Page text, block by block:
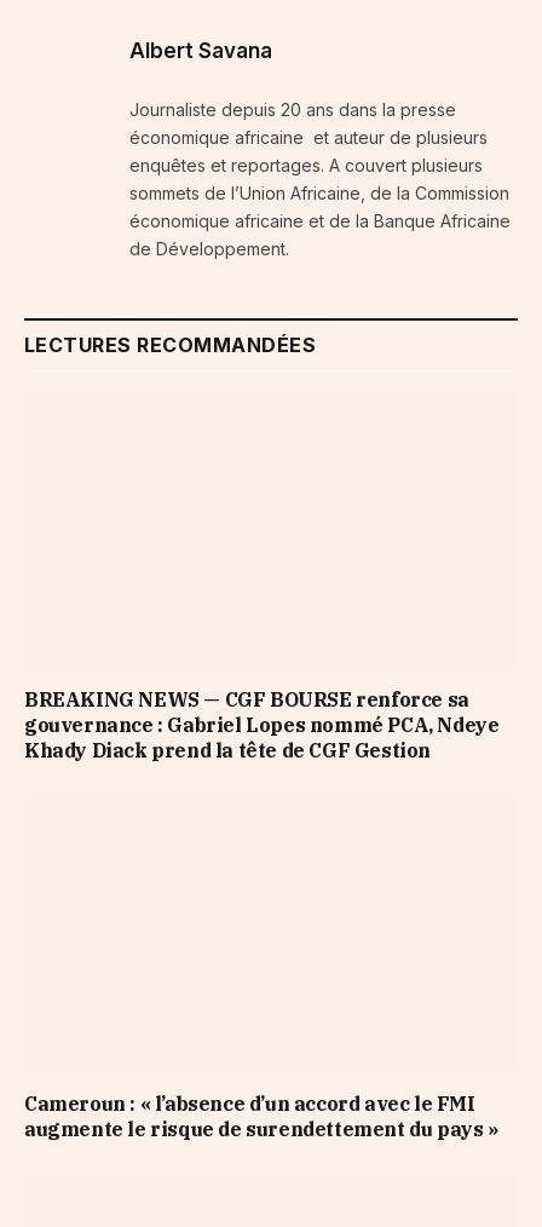
Albert Savana
Journaliste depuis 20 ans dans la presse
économique africaine et auteur de plusieurs
enquêtes et reportages. A couvert plusieurs
sommets de l’Union Africaine, de la Commission
économique africaine et de la Banque Africaine
de Développement.
LECTURES RECOMMANDÉES
BREAKING NEWS — CGF BOURSE renforce sa
gouvernance : Gabriel Lopes nommé PCA, Ndeye
Khady Diack prend la tête de CGF Gestion
Cameroun : « l’absence d’un accord avec le FMI
augmente le risque de surendettement du pays »